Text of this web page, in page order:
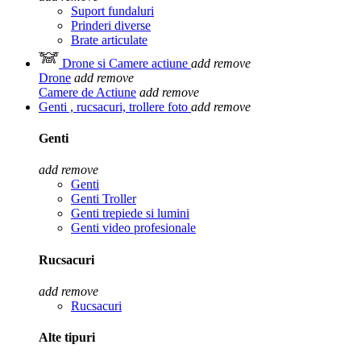
Suport fundaluri
Prinderi diverse
Brate articulate
Drone si Camere actiune add remove
Drone add remove
Camere de Actiune add remove
Genti , rucsacuri, trollere foto add remove
Genti
add remove
Genti
Genti Troller
Genti trepiede si lumini
Genti video profesionale
Rucsacuri
add remove
Rucsacuri
Alte tipuri